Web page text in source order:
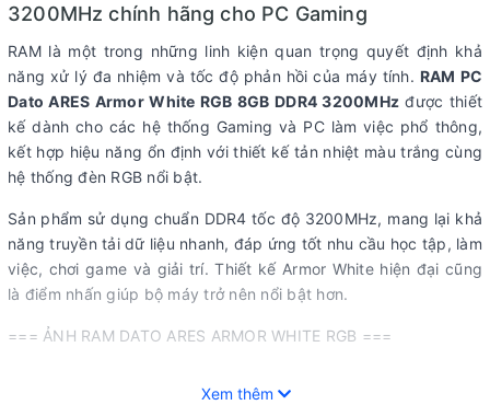
3200MHz chính hãng cho PC Gaming
RAM là một trong những linh kiện quan trọng quyết định khả
năng xử lý đa nhiệm và tốc độ phản hồi của máy tính. RAM PC
Dato ARES Armor White RGB 8GB DDR4 3200MHz được thiết
kế dành cho các hệ thống Gaming và PC làm việc phổ thông,
kết hợp hiệu năng ổn định với thiết kế tản nhiệt màu trắng cùng
hệ thống đèn RGB nổi bật.
Sản phẩm sử dụng chuẩn DDR4 tốc độ 3200MHz, mang lại khả
năng truyền tải dữ liệu nhanh, đáp ứng tốt nhu cầu học tập, làm
việc, chơi game và giải trí. Thiết kế Armor White hiện đại cũng
là điểm nhấn giúp bộ máy trở nên nổi bật hơn.
=== ẢNH RAM DATO ARES ARMOR WHITE RGB ===
Xem thêm